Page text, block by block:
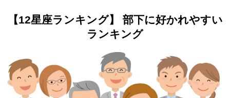
【12星座ランキング】 部下に好かれやすい
ランキング